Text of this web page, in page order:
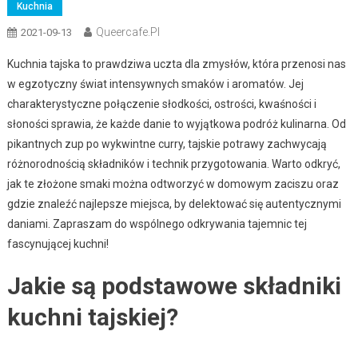
Kuchnia
2021-09-13 Queercafe.pl
Kuchnia tajska to prawdziwa uczta dla zmysłów, która przenosi nas
w egzotyczny świat intensywnych smaków i aromatów. Jej
charakterystyczne połączenie słodkości, ostrości, kwaśności i
słoności sprawia, że każde danie to wyjątkowa podróż kulinarna. Od
pikantnych zup po wykwintne curry, tajskie potrawy zachwycają
różnorodnością składników i technik przygotowania. Warto odkryć,
jak te złożone smaki można odtworzyć w domowym zaciszu oraz
gdzie znaleźć najlepsze miejsca, by delektować się autentycznymi
daniami. Zapraszam do wspólnego odkrywania tajemnic tej
fascynującej kuchni!
Jakie są podstawowe składniki
kuchni tajskiej?